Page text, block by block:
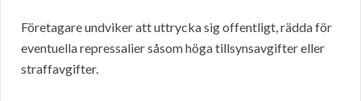
Företagare undviker att uttrycka sig offentligt, rädda för
eventuella repressalier såsom höga tillsynsavgifter eller
straffavgifter.